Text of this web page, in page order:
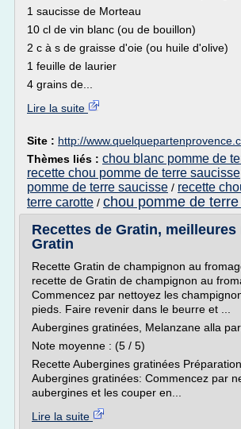
1 saucisse de Morteau
10 cl de vin blanc (ou de bouillon)
2 c à s de graisse d'oie (ou huile d'olive)
1 feuille de laurier
4 grains de...
Lire la suite
Site : http://
Thèmes liés : chou blanc pomme de
recette chou pomme de terre saucisse
pomme de terre saucisse / recette
terre carotte / chou pomme de
Recettes de Gratin, meilleures
Gratin
Recette Gratin de champignon au
recette de Gratin de champignon au
Commencez par nettoyez les
pieds. Faire revenir dans le beurre et ...
Aubergines gratinées, Melanzane alla
Note moyenne : (5 / 5)
Recette Aubergines gratinées
Aubergines gratinées: Commencez par
aubergines et les couper en...
Lire la suite